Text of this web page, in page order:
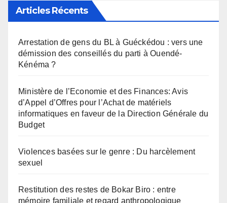
Articles Récents
Arrestation de gens du BL à Guéckédou : vers une
démission des conseillés du parti à Ouendé-
Kénéma ?
Ministère de l’Economie et des Finances: Avis
d’Appel d’Offres pour l’Achat de matériels
informatiques en faveur de la Direction Générale du
Budget
Violences basées sur le genre : Du harcèlement
sexuel
Restitution des restes de Bokar Biro : entre
mémoire familiale et regard anthropologique